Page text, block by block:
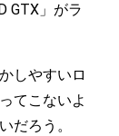
GTX」がラ
しやすいロ
てこないよ
だろう。